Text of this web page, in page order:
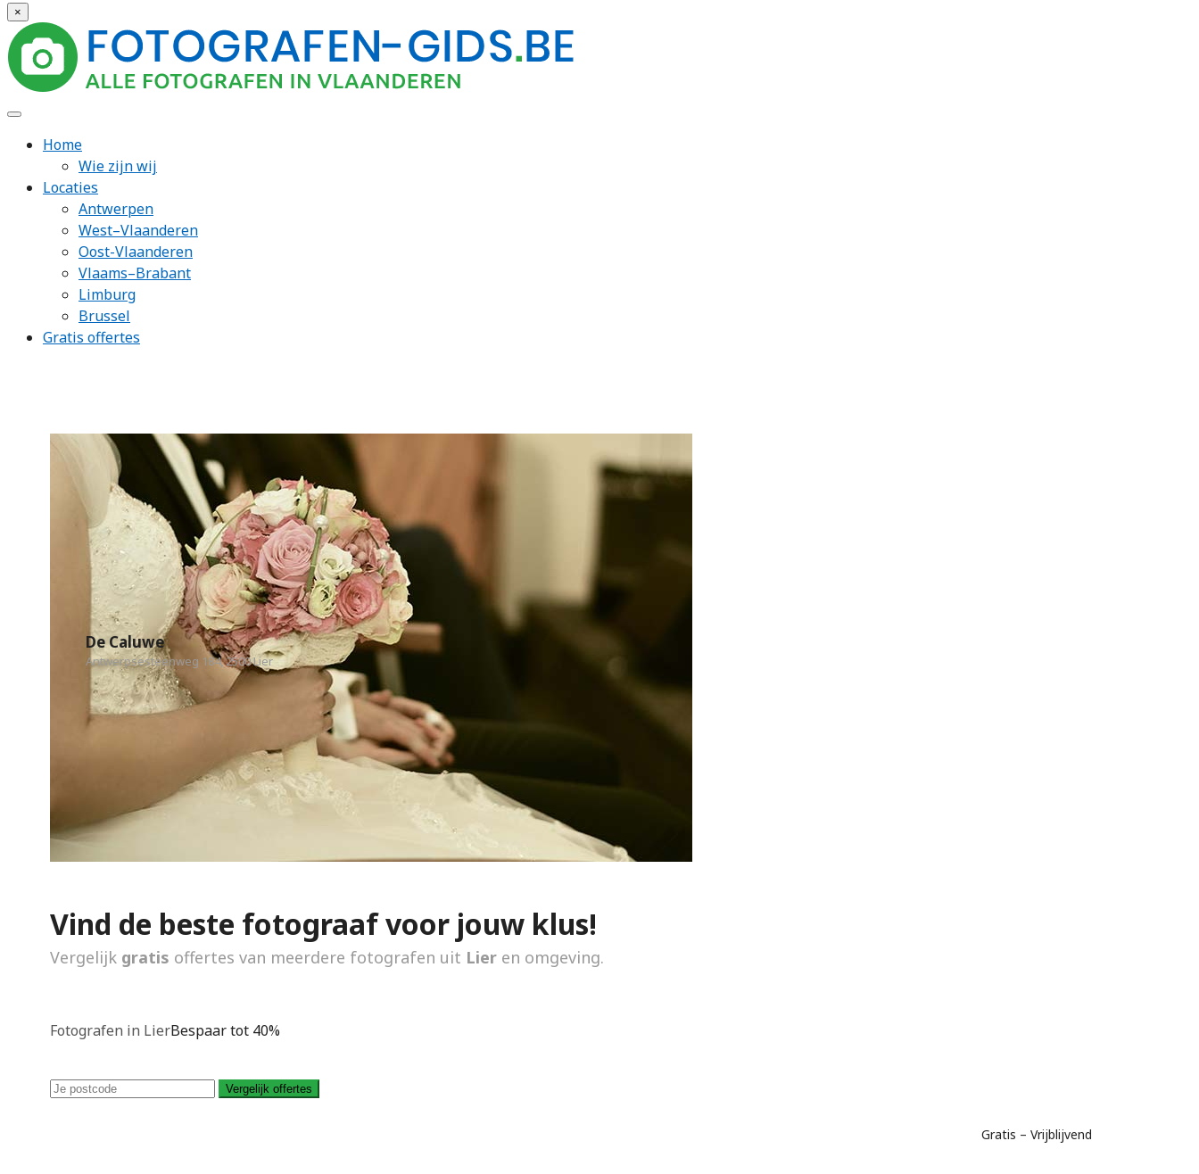
×
Home
Wie zijn wij
Locaties
Antwerpen
West–Vlaanderen
Oost-Vlaanderen
Vlaams–Brabant
Limburg
Brussel
Gratis offertes
De Caluwe
Antwerpsesteenweg 184, 2500 Lier
Vind de beste fotograaf voor jouw klus!
Vergelijk gratis offertes van meerdere fotografen uit Lier en omgeving.
Fotografen in LierBespaar tot 40%
Vergelijk offertes
Gratis – Vrijblijvend